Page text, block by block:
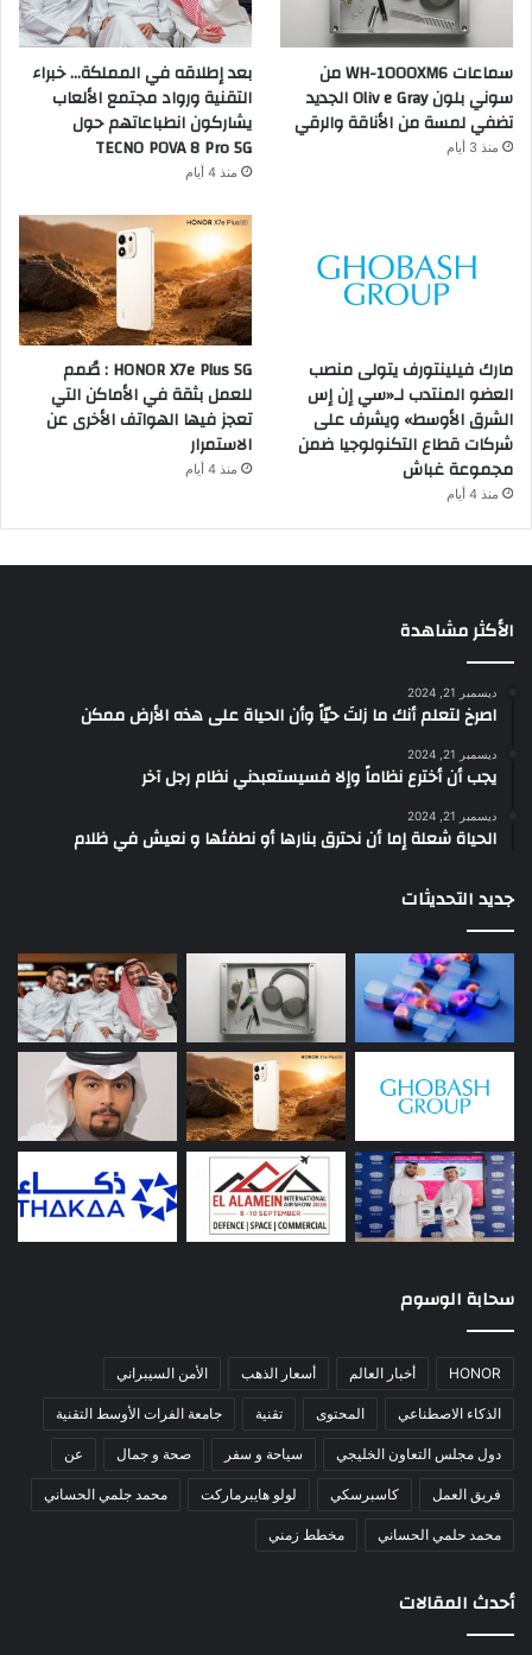
سماعات WH-1000XM6 من
سوني بلون Oliv e Gray الجديد
تضفي لمسة من الأناقة والرقي
منذ 3 أيام
بعد إطلاقه في المملكة… خبراء
التقنية ورواد مجتمع الألعاب
يشاركون انطباعاتهم حول
TECNO POVA 8 Pro 5G
منذ 4 أيام
مارك فيلينتورف يتولى منصب
العضو المنتدب لـ«سي إن إس
الشرق الأوسط» ويشرف على
شركات قطاع التكنولوجيا ضمن
مجموعة غباش
منذ 4 أيام
HONOR X7e Plus 5G : صُمم
للعمل بثقة في الأماكن التي
تعجز فيها الهواتف الأخرى عن
الاستمرار
منذ 4 أيام
الأكثر مشاهدة
ديسمبر 21, 2024
‫اصرخ لتعلم أنك ما زلتَ حيّاً وأن الحياة على هذه الأرض ممكن
ديسمبر 21, 2024
يجب أن أخترع نظاماً وإلا فسيستعبدني نظام رجل آخر
ديسمبر 21, 2024
الحياة شعلة إما أن نحترق بنارها أو نطفئها و نعيش في ظلام
جديد التحديثات
سحابة الوسوم
HONOR أخبار العالم أسعار الذهب الأمن السيبراني
الذكاء الاصطناعي المحتوى تقنية جامعة الفرات الأوسط التقنية
دول مجلس التعاون الخليجي سياحة و سفر صحة و جمال عن
فريق العمل كاسبرسكي لولو هايبرماركت محمد جلمي الحساني
محمد حلمي الحساني مخطط زمني
أحدث المقالات